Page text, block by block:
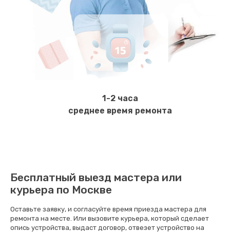
1-2 часа
среднее время ремонта
Бесплатный выезд мастера или
курьера по Москве
Оставьте заявку, и согласуйте время приезда мастера для
ремонта на месте. Или вызовите курьера, который сделает
опись устройства, выдаст договор, отвезет устройство на